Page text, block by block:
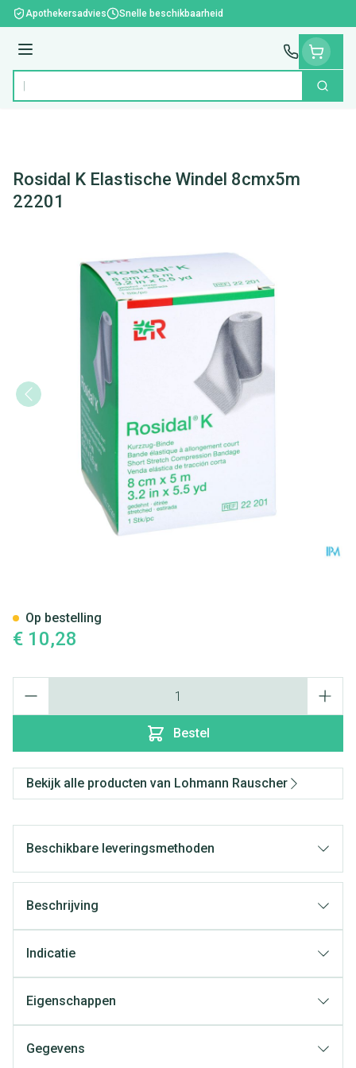
Ga naar de inhoud
Apothekersadvies Snelle beschikbaarheid
Menu
Product, merk, categorie... Zoek
Rosidal K Elastische Windel 8cmx5m
22201
€ 10,28
Bestel
Op bestelling
Bekijk alle producten van Lohmann Rauscher
Beschikbare leveringsmethoden
Beschrijving
Indicatie
Eigenschappen
Gegevens